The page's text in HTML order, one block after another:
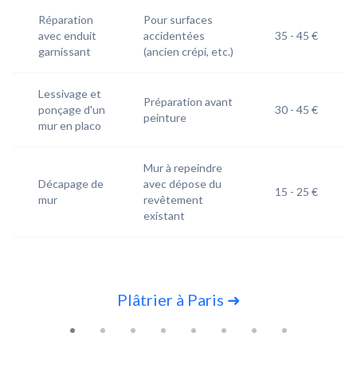
Réparation
avec enduit
garnissant
Pour surfaces
accidentées
(ancien crépi, etc.)
35 - 45 €​
Lessivage et
ponçage d'un
mur en placo
Préparation avant
peinture
30 - 45 €​
Décapage de
mur
Mur à repeindre
avec dépose du
revêtement
existant
15 - 25 €
Plâtrier à Paris ➜